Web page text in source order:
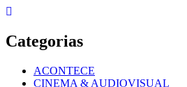
Skip
content
Categorias
ACONTECE
CINEMA & AUDIOVISUAL